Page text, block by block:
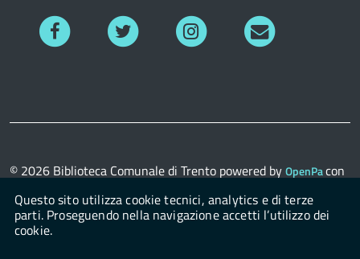
Facebook Instagram
© 2026 Biblioteca Comunale di Trento powered byOpenPacon
Questo sito utilizza cookie tecnici, analytics e di terze
parti. Proseguendo nella navigazione accetti l’utilizzo dei
cookie.